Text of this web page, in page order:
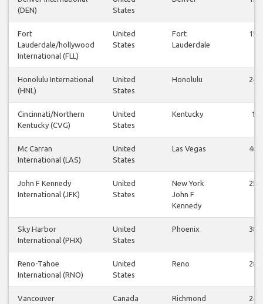
(DEN)
States
Fort
Lauderdale/hollywood
International (FLL)
United
States
Fort
Lauderdale
15
Honolulu International
(HNL)
United
States
Honolulu 24
Cincinnati/Northern
Kentucky (CVG)
United
States
Kentucky 1
Mc Carran
International (LAS)
United
States
Las Vegas 46
John F Kennedy
International (JFK)
United
States
New York
John F
Kennedy
25
Sky Harbor
International (PHX)
United
States
Phoenix 38
Reno-Tahoe
International (RNO)
United
States
Reno 28
Vancouver
Canada
Richmond
24